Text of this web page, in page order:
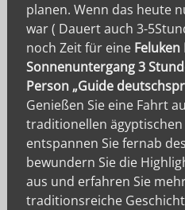
planen. Wenn das heute
war ( Dauert auch 3-
noch Zeit für eine
Sonnenuntergang 3
Person „Guide
Genießen Sie eine Fahrt
traditionellen
entspannen Sie fernab
bewundern Sie die
aus und erfahren Sie
traditionsreiche